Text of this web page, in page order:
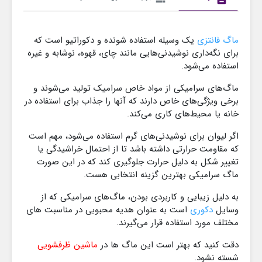
ماگ فانتزی یک وسیله استفاده‌ شونده و دکوراتیو است که
برای نگه‌داری نوشیدنی‌هایی مانند چای، قهوه، نوشابه و غیره
استفاده می‌شود.
ماگ‌های سرامیکی از مواد خاص سرامیک تولید می‌شوند و
برخی ویژگی‌های خاص دارند که آنها را جذاب برای استفاده در
خانه یا محیط‌های کاری می‌کند.
اگر لیوان برای نوشیدنی‌های گرم استفاده می‌شود، مهم است
که مقاومت حرارتی داشته باشد تا از احتمال خراشیدگی یا
تغییر شکل به دلیل حرارت جلوگیری کند که در این صورت
ماگ سرامیکی بهترین گزینه انتخابی هست.
به دلیل زیبایی و کاربردی بودن، ماگ‌های سرامیکی که از
وسایل دکوری است به عنوان هدیه محبوبی در مناسبت های
مختلف مورد استفاده قرار می‌گیرند.
دقت کنید که بهتر است این ماگ ها در ماشین ظرفشویی
شسته نشود.